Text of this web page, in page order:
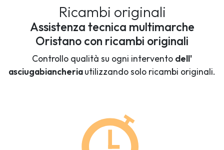
Ricambi originali
Assistenza tecnica multimarche
Oristano con ricambi originali
Controllo qualità su ogni intervento dell'
asciugabiancheriautilizzando solo ricambi originali.